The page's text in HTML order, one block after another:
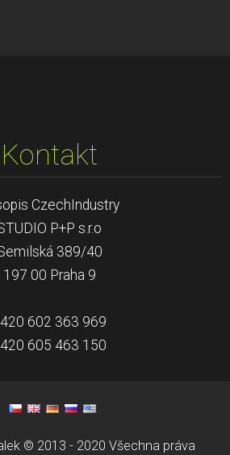
Kontakt
CzechIndustry
P+P s.r.o
389/40
197 00 Praha 9
602 363 969
605 463 150
© 2013 - 2020 Všechna práva